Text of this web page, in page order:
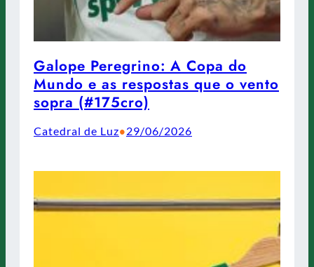
Galope Peregrino: A Copa do
Mundo e as respostas que o vento
sopra (#175cro)
Catedral de Luz•29/06/2026